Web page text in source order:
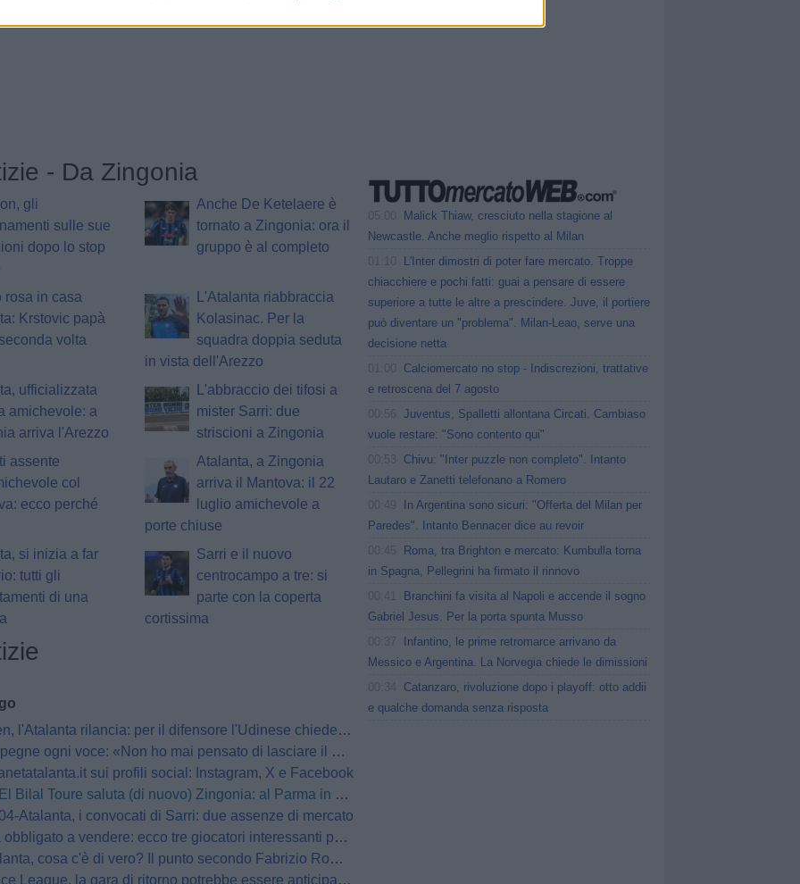
- Da Zingonia
gli
sulle sue
dopo lo stop
Anche De Ketelaere è
tornato a Zingonia: ora il
gruppo è al completo
rosa in casa
Krstovic papà
volta
L'Atalanta riabbraccia
Kolasinac. Per la
squadra doppia seduta
in vista dell'Arezzo
ufficializzata
amichevole: a
arriva l'Arezzo
L'abbraccio dei tifosi a
mister Sarri: due
striscioni a Zingonia
assente
col
ecco perché
Atalanta, a Zingonia
arriva il Mantova: il 22
luglio amichevole a
porte chiuse
si inizia a far
tutti gli
di una
Sarri e il nuovo
centrocampo a tre: si
parte con la coperta
cortissima
l'Atalanta rilancia: per il difensore l'Udinese chiede 25 milioni
ogni voce: «Non ho mai pensato di lasciare il Milan»
sui profili social: Instagram, X e Facebook
El Bilal Toure saluta (di nuovo) Zingonia: al Parma in prestito
Atalanta, i convocati di Sarri: due assenze di mercato
a vendere: ecco tre giocatori interessanti per l'Atalanta
cosa c'è di vero? Il punto secondo Fabrizio Romano
League, la gara di ritorno potrebbe essere anticipata: i dettagli
Malick Thiaw, cresciuto nella stagione al
Newcastle. Anche meglio rispetto al Milan
L'Inter dimostri di poter fare mercato. Troppe
chiacchiere e pochi fatti: guai a pensare di essere
superiore a tutte le altre a prescindere. Juve, il portiere
può diventare un "problema". Milan-Leao, serve una
decisione netta
Calciomercato no stop - Indiscrezioni, trattative
e retroscena del 7 agosto
Juventus, Spalletti allontana Circati. Cambiaso
vuole restare: "Sono contento qui"
Chivu: "Inter puzzle non completo". Intanto
Lautaro e Zanetti telefonano a Romero
In Argentina sono sicuri: "Offerta del Milan per
Paredes". Intanto Bennacer dice au revoir
Roma, tra Brighton e mercato: Kumbulla torna
in Spagna, Pellegrini ha firmato il rinnovo
Branchini fa visita al Napoli e accende il sogno
Gabriel Jesus. Per la porta spunta Musso
Infantino, le prime retromarce arrivano da
Messico e Argentina. La Norvegia chiede le dimissioni
Catanzaro, rivoluzione dopo i playoff: otto addii
e qualche domanda senza risposta